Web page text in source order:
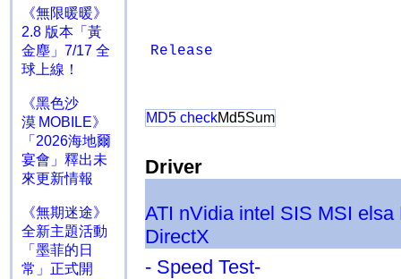
《無限暖暖》
2.8 版本「黃
金塵」7/17 全
球上線！
《黑色沙
漠 MOBILE》
「2026海地爾
宴會」釋出未
來更新情報
《無期迷途》
全新主題活動
「墨菲的日
常」正式開
Release
MD5 checkMd5Sum
Driver
ATI nVidia intel SIS MSI elsa
DirectX
- Speed Test-